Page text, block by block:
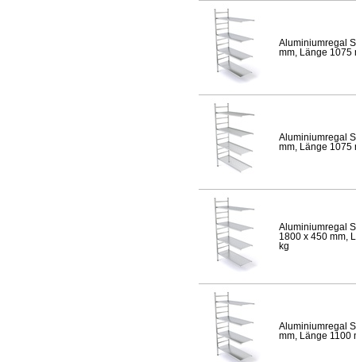
Aluminiumregal
mm, Länge 1075
Aluminiumregal
mm, Länge 1075
Aluminiumregal
1800 x 450 mm,
kg
Aluminiumregal
mm, Länge 1100